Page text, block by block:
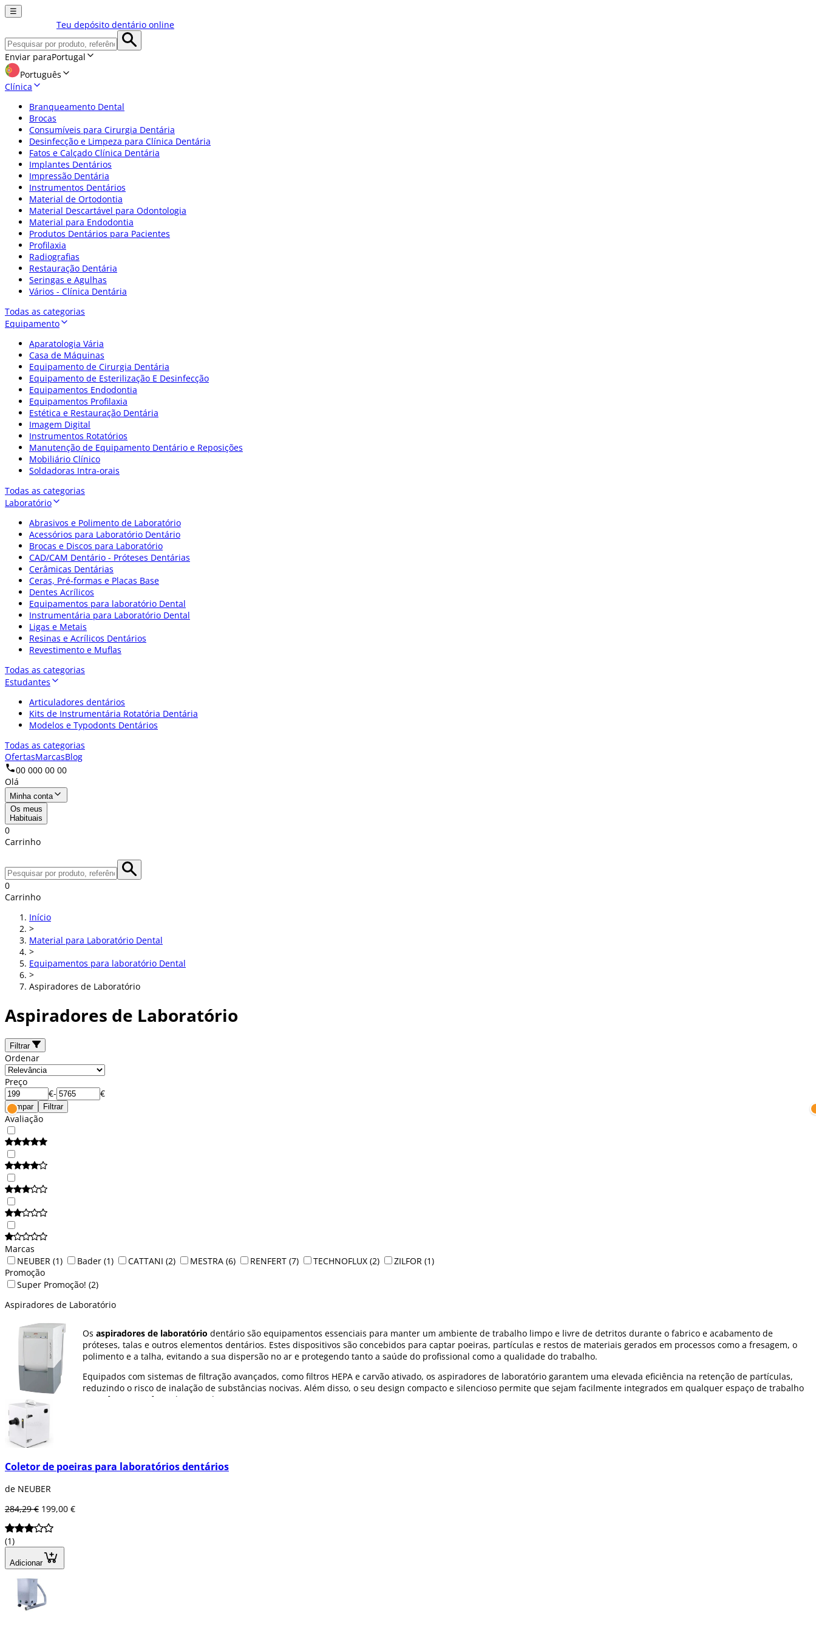
☰
Teu depósito dentário online
Enviar paraPortugal
Português
Clínica
Branqueamento Dental
Brocas
Consumíveis para Cirurgia Dentária
Desinfecção e Limpeza para Clínica Dentária
Fatos e Calçado Clínica Dentária
Implantes Dentários
Impressão Dentária
Instrumentos Dentários
Material de Ortodontia
Material Descartável para Odontologia
Material para Endodontia
Produtos Dentários para Pacientes
Profilaxia
Radiografias
Restauração Dentária
Seringas e Agulhas
Vários - Clínica Dentária
Todas as categorias
Equipamento
Aparatologia Vária
Casa de Máquinas
Equipamento de Cirurgia Dentária
Equipamento de Esterilização E Desinfecção
Equipamentos Endodontia
Equipamentos Profilaxia
Estética e Restauração Dentária
Imagem Digital
Instrumentos Rotatórios
Manutenção de Equipamento Dentário e Reposições
Mobiliário Clínico
Soldadoras Intra-orais
Todas as categorias
Laboratório
Abrasivos e Polimento de Laboratório
Acessórios para Laboratório Dentário
Brocas e Discos para Laboratório
CAD/CAM Dentário - Próteses Dentárias
Cerâmicas Dentárias
Ceras, Pré-formas e Placas Base
Dentes Acrílicos
Equipamentos para laboratório Dental
Instrumentária para Laboratório Dental
Ligas e Metais
Resinas e Acrílicos Dentários
Revestimento e Muflas
Todas as categorias
Estudantes
Articuladores dentários
Kits de Instrumentária Rotatória Dentária
Modelos e Typodonts Dentários
Todas as categorias
OfertasMarcasBlog
00 000 00 00
Olá
Minha conta
Os meus
Habituais
0
Carrinho
0
Carrinho
Início
>
Material para Laboratório Dental
>
Equipamentos para laboratório Dental
>
Aspiradores de Laboratório
Aspiradores de Laboratório
Filtrar
Ordenar
Preço
€- €
Limpar Filtrar
Avaliação
Marcas
NEUBER (1) Bader (1) CATTANI (2) MESTRA (6) RENFERT (7) TECHNOFLUX (2) ZILFOR (1)
Promoção
Super Promoção! (2)
Aspiradores de Laboratório
Os aspiradores de laboratório dentário são equipamentos essenciais para manter um ambiente de trabalho limpo e livre de detritos durante o fabrico e acabamento de
próteses, talas e outros elementos dentários. Estes dispositivos são concebidos para captar poeiras, partículas e restos de materiais gerados em processos como a fresagem, o
polimento e a talha, evitando a sua dispersão no ar e protegendo tanto a saúde do profissional como a qualidade do trabalho.
Equipados com sistemas de filtração avançados, como filtros HEPA e carvão ativado, os aspiradores de laboratório garantem uma elevada eficiência na retenção de partículas,
reduzindo o risco de inalação de substâncias nocivas. Além disso, o seu design compacto e silencioso permite que sejam facilmente integrados em qualquer espaço de trabalho
sem afetar o conforto do operador.
Coletor de poeiras para laboratórios dentários
de NEUBER
284,29 € 199,00 €
(1)
Adicionar